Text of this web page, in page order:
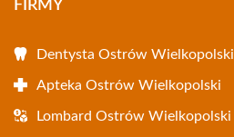
FIRMY
Dentysta Ostrów Wielkopolski
Apteka Ostrów Wielkopolski
Lombard Ostrów Wielkopolski